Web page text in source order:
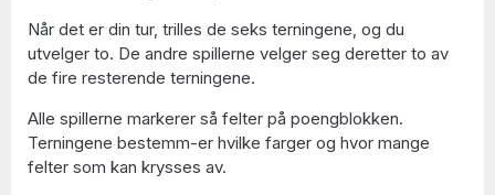
Når det er din tur, trilles de seks terningene, og du
utvelger to. De andre spillerne velger seg deretter to av
de fire resterende terningene.
Alle spillerne markerer så felter på poengblokken.
Terningene bestemm-er hvilke farger og hvor mange
felter som kan krysses av.